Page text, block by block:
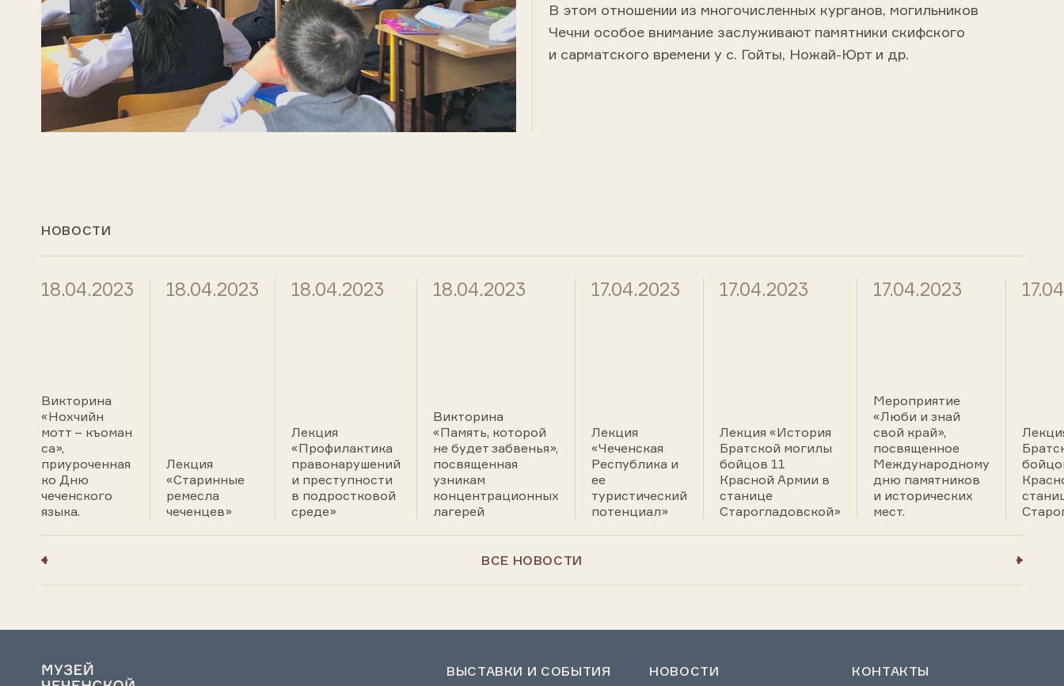
В этом отношении из многочисленных курганов, могильников
Чечни особое внимание заслуживают памятники скифского
и сарматского времени у с. Гойты, Ножай-Юрт и др.
НОВОСТИ
18.04.2023
Викторина
«Нохчийн
мотт – къоман
са»,
приуроченная
ко Дню
чеченского
языка.
18.04.2023
Лекция
«Старинные
ремесла
чеченцев»
18.04.2023
Лекция
«Профилактика
правонарушений
и преступности
в подростковой
среде»
18.04.2023
Викторина
«Память, которой
не будет забвенья»,
посвященная
узникам
концентрационных
лагерей
17.04.2023
Лекция
«Чеченская
Республика и
ее
туристический
потенциал»
17.04.2023
Лекция «История
Братской могилы
бойцов 11
Красной Армии в
станице
Старогладовской»
17.04.2023
Мероприятие
«Люби и знай
свой край»,
посвященное
Международному
дню памятников
и исторических
мест.
ВСЕ НОВОСТИ
ВЫСТАВКИ И СОБЫТИЯ НОВОСТИ КОНТАКТЫ